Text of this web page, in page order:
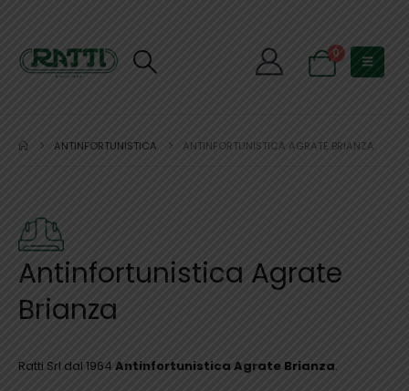
0
ANTINFORTUNISTICA ANTINFORTUNISTICA AGRATE BRIANZA
Antinfortunistica Agrate
Brianza
Ratti Srl dal 1964 Antinfortunistica Agrate Brianza.